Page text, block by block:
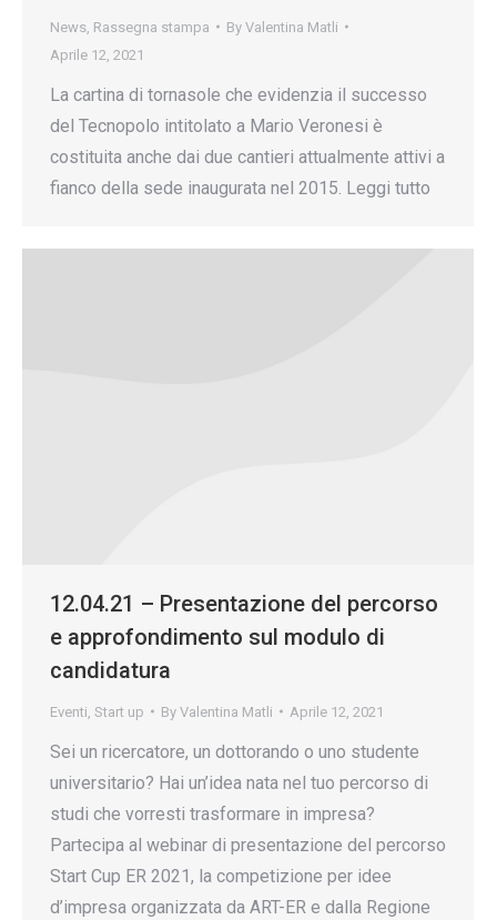
News Rassegna stampa By Valentina Matli
Aprile 12, 2021
La cartina di tornasole che evidenzia il successo
del Tecnopolo intitolato a Mario Veronesi è
costituita anche dai due cantieri attualmente attivi a
fianco della sede inaugurata nel 2015. Leggi tutto
12.04.21 – Presentazione del percorso
e approfondimento sul modulo di
candidatura
Eventi Start up By Valentina Matli Aprile 12, 2021
Sei un ricercatore, un dottorando o uno studente
universitario? Hai un’idea nata nel tuo percorso di
studi che vorresti trasformare in impresa?
Partecipa al webinar di presentazione del percorso
Start Cup ER 2021, la competizione per idee
d’impresa organizzata da ART-ER e dalla Regione